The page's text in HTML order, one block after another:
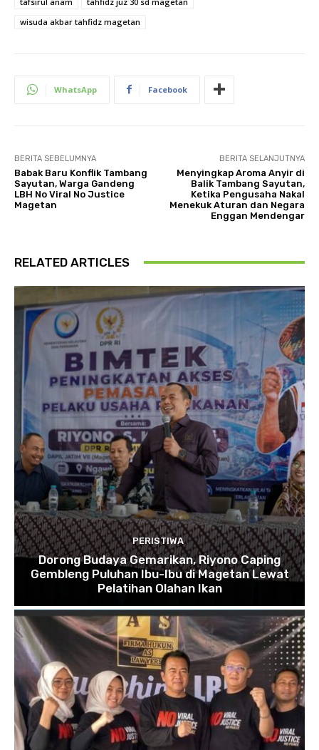
wisuda akbar tahfidz magetan
WhatsApp Facebook
BERITA SEBELUMNYA
Babak Baru Konflik Tambang
Sayutan, Warga Gandeng
LBH No Viral No Justice
Magetan
BERITA SELANJUTNYA
Menyingkap Aroma Anyir di
Balik Tambang Sayutan,
Ketika Pengusaha Nakal
Menekuk Aturan dan Negara
Enggan Mendengar
RELATED ARTICLES
PERISTIWA
Dorong Budaya Gemarikan, Riyono Caping
Gembleng Puluhan Ibu-Ibu di Magetan Lewat
Pelatihan Olahan Ikan